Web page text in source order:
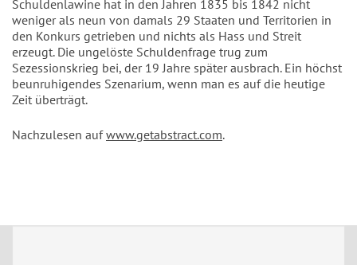
Schuldenlawine hat in den Jahren 1835 bis 1842 nicht
weniger als neun von damals 29 Staaten und Territorien in
den Konkurs getrieben und nichts als Hass und Streit
erzeugt. Die ungelöste Schuldenfrage trug zum
Sezessionskrieg bei, der 19 Jahre später ausbrach. Ein höchst
beunruhigendes Szenarium, wenn man es auf die heutige
Zeit überträgt.
Nachzulesen aufwww.getabstract.com.